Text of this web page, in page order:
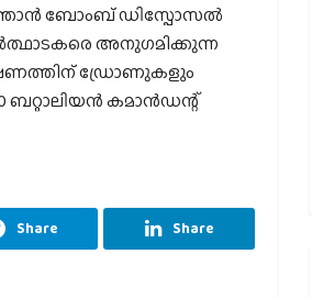
ബോംബ് ഡിസ്പോസല്‍
അനുഗമിക്കുന്ന
ഡ്രോണുകളും
കമാന്‍ഡന്റ്
Share Share